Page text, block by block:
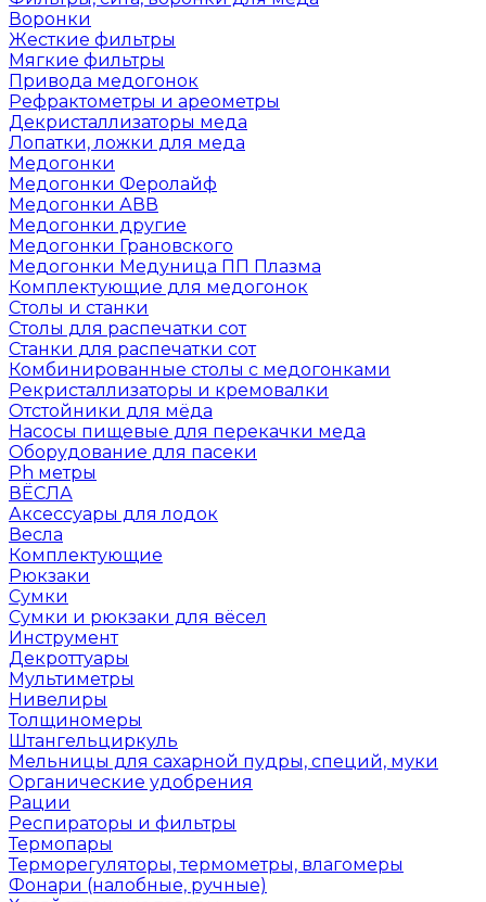
Воронки
Жесткие фильтры
Мягкие фильтры
Привода медогонок
Рефрактометры и ареометры
Декристаллизаторы меда
Лопатки, ложки для меда
Медогонки
Медогонки Феролайф
Медогонки АВВ
Медогонки другие
Медогонки Грановского
Медогонки Медуница ПП Плазма
Комплектующие для медогонок
Столы и станки
Столы для распечатки сот
Станки для распечатки сот
Комбинированные столы с медогонками
Рекристаллизаторы и кремовалки
Отстойники для мёда
Насосы пищевые для перекачки меда
Оборудование для пасеки
Ph метры
ВЁСЛА
Аксессуары для лодок
Весла
Комплектующие
Рюкзаки
Сумки
Сумки и рюкзаки для вёсел
Инструмент
Декроттуары
Мультиметры
Нивелиры
Толщиномеры
Штангельциркуль
Мельницы для сахарной пудры, специй, муки
Органические удобрения
Рации
Респираторы и фильтры
Термопары
Терморегуляторы, термометры, влагомеры
Фонари (налобные, ручные)